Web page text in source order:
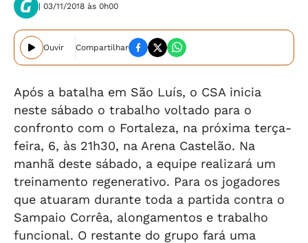
| 03/11/2018 às 0h00
Ouvir Compartilhar
Após a batalha em São Luís, o CSA inicia
neste sábado o trabalho voltado para o
confronto com o Fortaleza, na próxima terça-
feira, 6, às 21h30, na Arena Castelão. Na
manhã deste sábado, a equipe realizará um
treinamento regenerativo. Para os jogadores
que atuaram durante toda a partida contra o
Sampaio Corrêa, alongamentos e trabalho
funcional. O restante do grupo fará uma